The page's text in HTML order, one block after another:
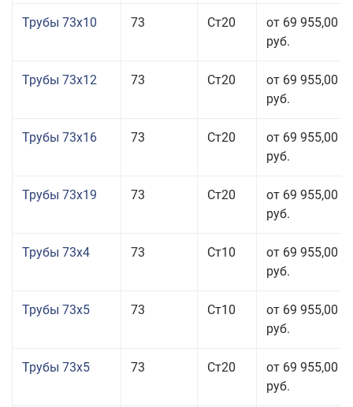
Трубы 73x10 73 Ст20
от 69 955,00
руб.
Трубы 73x12 73 Ст20
от 69 955,00
руб.
Трубы 73x16 73 Ст20
от 69 955,00
руб.
Трубы 73x19 73 Ст20
от 69 955,00
руб.
Трубы 73x4 73 Ст10
от 69 955,00
руб.
Трубы 73x5 73 Ст10
от 69 955,00
руб.
Трубы 73x5 73 Ст20
от 69 955,00
руб.